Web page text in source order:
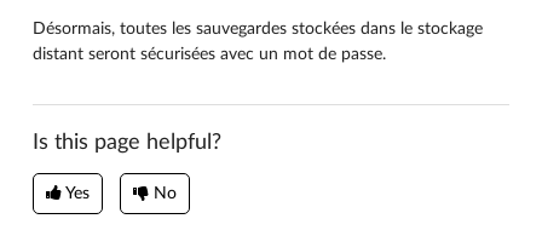
Désormais, toutes les sauvegardes stockées dans le stockage
distant seront sécurisées avec un mot de passe.
Is this page helpful?
Yes No